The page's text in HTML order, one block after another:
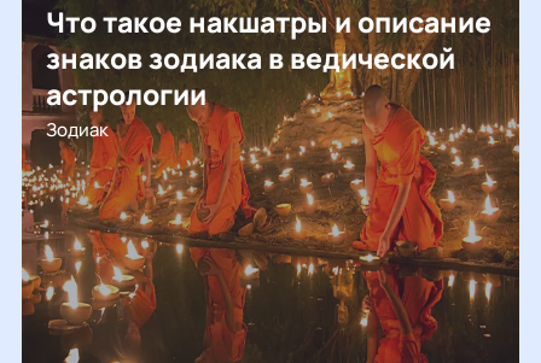
Что такое накшатры и описание
знаков зодиака в ведической
астрологии
Зодиак